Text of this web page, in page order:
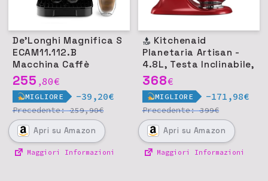
De'Longhi Magnifica S
ECAM11.112.B
Macchina Caffè
Automatica
255 ,80€
MIGLIORE -39,20€
Precedente:259,90€
Apri su Amazon
Maggiori Informazioni
Planetaria Artisan -
4.8L, Testa Inclinabile,
Rosso Impero
368€
MIGLIORE -171,98€
Precedente:399€
Apri su Amazon
Maggiori Informazioni